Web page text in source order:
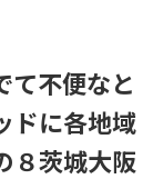
て不便なと
ドに各地域
８茨城大阪